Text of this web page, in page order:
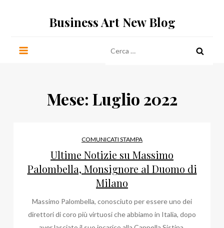
Business Art New Blog
per:
Mese: Luglio 2022
COMUNICATI STAMPA
Ultime Notizie su Massimo
Palombella, Monsignore al Duomo di
Milano
Massimo Palombella, conosciuto per essere uno dei
direttori di coro più virtuosi che abbiamo in Italia, dopo